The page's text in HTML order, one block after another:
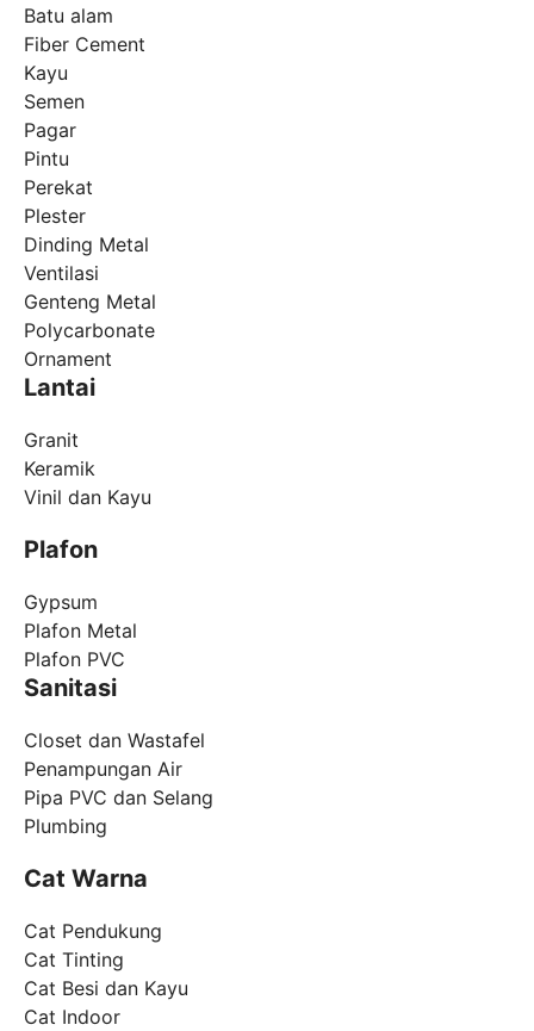
Batu alam
Fiber Cement
Kayu
Semen
Pagar
Pintu
Perekat
Plester
Dinding Metal
Ventilasi
Genteng Metal
Polycarbonate
Ornament
Lantai
Granit
Keramik
Vinil dan Kayu
Plafon
Gypsum
Plafon Metal
Plafon PVC
Sanitasi
Closet dan Wastafel
Penampungan Air
Pipa PVC dan Selang
Plumbing
Cat Warna
Cat Pendukung
Cat Tinting
Cat Besi dan Kayu
Cat Indoor